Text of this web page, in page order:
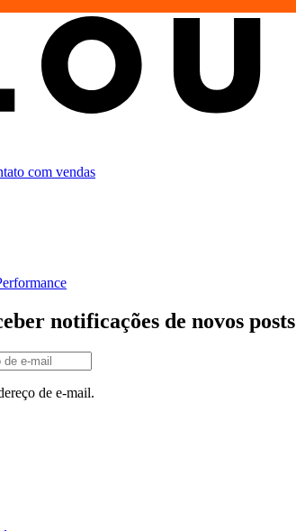
com vendas
notificações de novos posts
de e-mail.